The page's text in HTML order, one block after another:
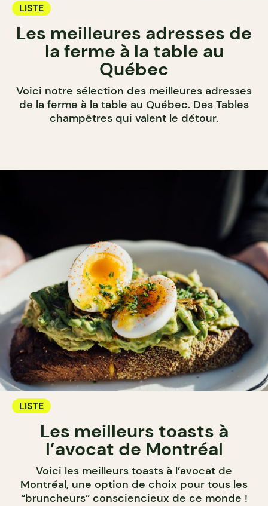
LISTE
Les meilleures adresses de
la ferme à la table au
Québec
Voici notre sélection des meilleures adresses
de la ferme à la table au Québec. Des Tables
champêtres qui valent le détour.
LISTE
Les meilleurs toasts à
l’avocat de Montréal
Voici les meilleurs toasts à l’avocat de
Montréal, une option de choix pour tous les
“bruncheurs” consciencieux de ce monde !